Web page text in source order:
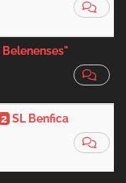
Belenenses"
2 SL Benfica